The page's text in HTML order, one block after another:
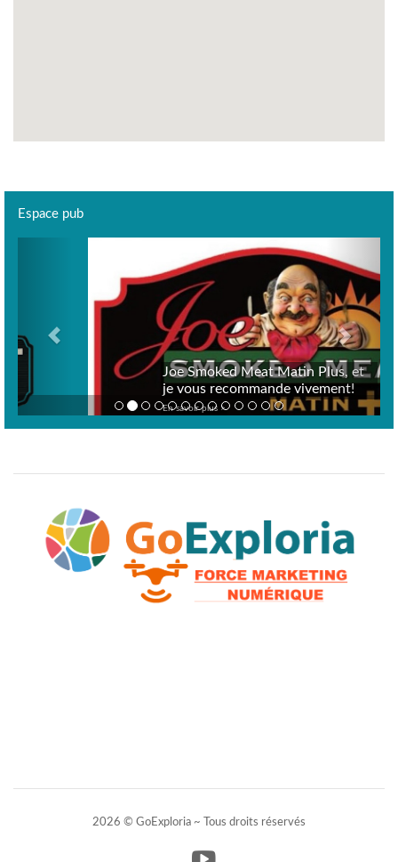
Espace pub
Joe Smoked Meat Matin Plus, et
je vous recommande vivement!
En savoir plus >
2026 © GoExploria ~ Tous droits réservés